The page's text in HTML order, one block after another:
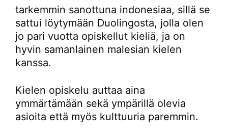
tarkemmin sanottuna indonesiaa, sillä se
sattui löytymään Duolingosta, jolla olen
jo pari vuotta opiskellut kieliä, ja on
hyvin samanlainen malesian kielen
kanssa.
Kielen opiskelu auttaa aina
ymmärtämään sekä ympärillä olevia
asioita että myös kulttuuria paremmin.